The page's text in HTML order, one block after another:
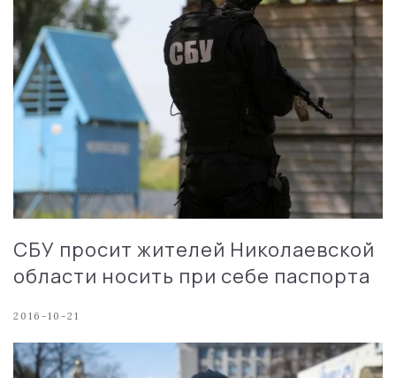
СБУ просит жителей Николаевской
области носить при себе паспорта
2016-10-21